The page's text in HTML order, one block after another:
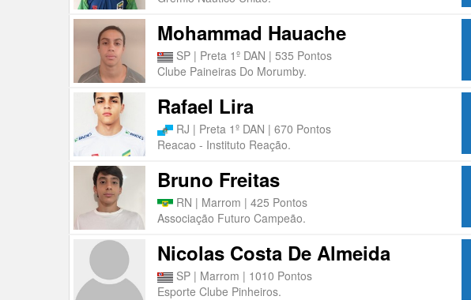
Mohammad Hauache
SP | Preta 1º DAN | 535 Pontos
Clube Paineiras Do Morumby.
Rafael Lira
RJ | Preta 1º DAN | 670 Pontos
Reacao - Instituto Reação.
Bruno Freitas
RN | Marrom | 425 Pontos
Associação Futuro Campeão.
Nicolas Costa De Almeida
SP | Marrom | 1010 Pontos
Esporte Clube Pinheiros.